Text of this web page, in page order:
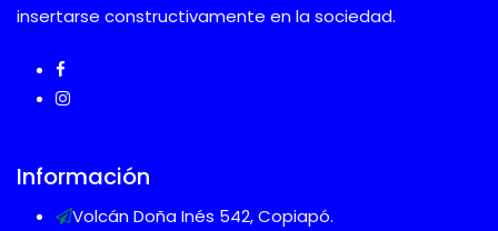
insertarse constructivamente en la sociedad.
Información
Volcán Doña Inés 542, Copiapó.